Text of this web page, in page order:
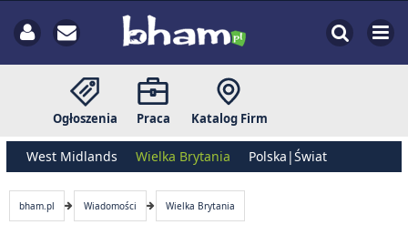
Ogłoszenia Praca Katalog Firm
West Midlands Wielka Brytania Polska|Świat
bham.pl Wiadomości Wielka Brytania